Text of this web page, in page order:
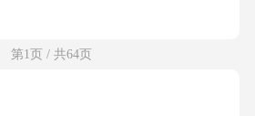
第1页 / 共64页